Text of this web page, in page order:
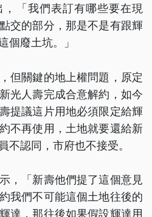
「我們表訂有哪些要在現
交的部分，那是不是有跟輝
個廢土坑。」
但關鍵的地上權問題，原定
光人壽完成合意解約，如今
提議這片用地必須限定給輝
不再使用，土地就要還給新
不認同，市府也不接受。
，「新壽他們提了這個意見
我們不可能這個土地往後的
達，那往後如果假設輝達用